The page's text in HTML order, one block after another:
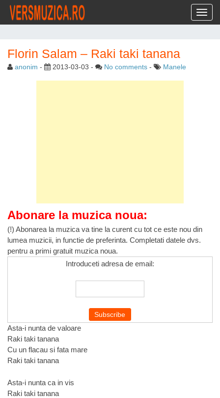
Florin Salam – Raki taki tanana
anonim - 2013-03-03 - No comments - Manele
Abonare la muzica noua:
(!) Abonarea la muzica va tine la curent cu tot ce este nou din
lumea muzicii, in functie de preferinta. Completati datele dvs.
pentru a primi gratuit muzica noua.
Introduceti adresa de email:
Asta-i nunta de valoare
Raki taki tanana
Cu un flacau si fata mare
Raki taki tanana
Asta-i nunta ca in vis
Raki taki tanana